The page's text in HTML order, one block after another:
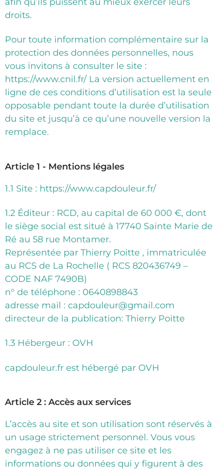
droits.
Pour toute information complémentaire sur la
protection des données personnelles, nous
vous invitons à consulter le site :
https://www.cnil.fr/ La version actuellement en
ligne de ces conditions d’utilisation est la seule
opposable pendant toute la durée d’utilisation
du site et jusqu’à ce qu’une nouvelle version la
remplace.
Article 1 - Mentions légales
1.1 Site : https://www.capdouleur.fr/
1.2 Éditeur : RCD, au capital de 60 000 €, dont
le siège social est situé à 17740 Sainte Marie de
Ré au 58 rue Montamer.
Représentée par Thierry Poitte , immatriculée
au RCS de La Rochelle ( RCS 820436749 –
CODE NAF 7490B)
n° de téléphone : 0640898843
adresse mail : capdouleur@gmail.com
directeur de la publication: Thierry Poitte
1.3 Hébergeur : OVH
capdouleur.fr est hébergé par OVH
Article 2 : Accès aux services
L’accès au site et son utilisation sont réservés à
un usage strictement personnel. Vous vous
engagez à ne pas utiliser ce site et les
informations ou données qui y figurent à des